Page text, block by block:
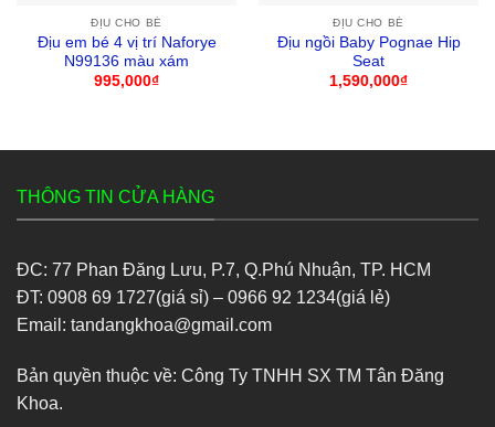
ĐỊU CHO BÉ
Địu em bé 4 vị trí Naforye
N99136 màu xám
995,000₫
ĐỊU CHO BÉ
Địu ngồi Baby Pognae Hip
Seat
1,590,000₫
THÔNG TIN CỬA HÀNG
ĐC: 77 Phan Đăng Lưu, P.7, Q.Phú Nhuận, TP. HCM
ĐT: 0908 69 1727(giá sỉ) – 0966 92 1234(giá lẻ)
Email: tandangkhoa@gmail.com
Bản quyền thuộc về: Công Ty TNHH SX TM Tân Đăng
Khoa.